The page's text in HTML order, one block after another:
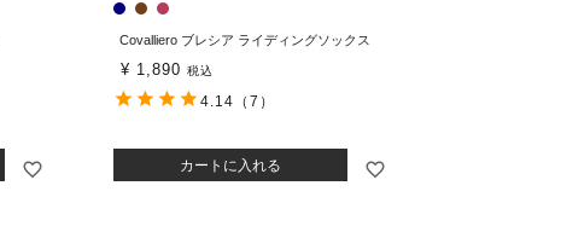
Covalliero ブレシア ライディングソックス
¥ 1,890 税込
カートに入れる
4.14 （7）